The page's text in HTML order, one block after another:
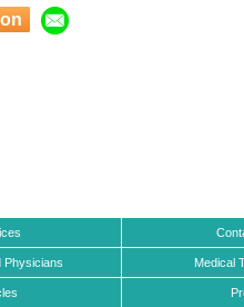
Physicians Medical